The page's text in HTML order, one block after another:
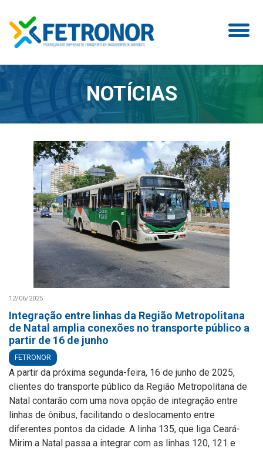
NOTÍCIAS
12/06/2025
Integração entre linhas da Região Metropolitana
de Natal amplia conexões no transporte público a
partir de 16 de junho
FETRONOR
A partir da próxima segunda-feira, 16 de junho de 2025,
clientes do transporte público da Região Metropolitana de
Natal contarão com uma nova opção de integração entre
linhas de ônibus, facilitando o deslocamento entre
diferentes pontos da cidade. A linha 135, que liga Ceará-
Mirim a Natal passa a integrar com as linhas 120, 121 e